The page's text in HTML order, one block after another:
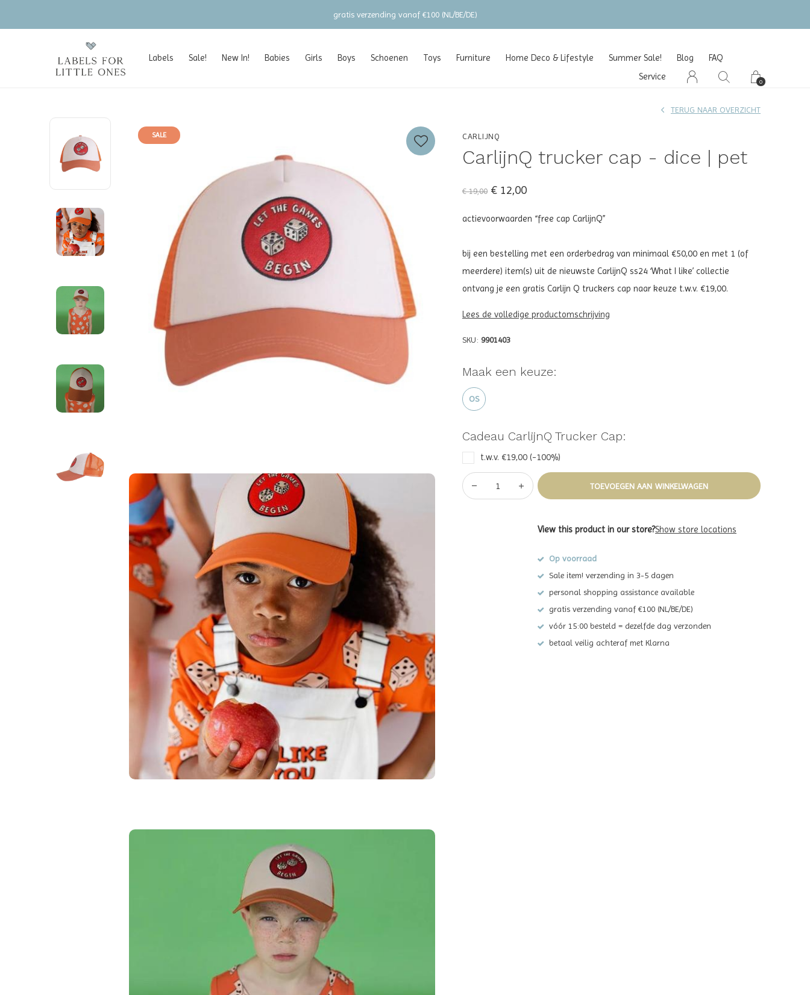
Labels Sale! New In! Babies Girls Boys Schoenen Toys Furniture Home Deco & Lifestyle Summer Sale! Blog
FAQ
Service
0
gratis verzending vanaf €100 (NL/BE/DE)
SALE CARLIJNQ
CarlijnQ trucker cap - dice | pet
TERUG NAAR OVERZICHT
€ 19,00 € 12,00
actievoorwaarden “free cap CarlijnQ”
bij een bestelling met een orderbedrag van minimaal €50,00 en met 1 (of
meerdere) item(s) uit de nieuwste CarlijnQ ss24 ‘What I like’ collectie
ontvang je een gratis Carlijn Q truckers cap naar keuze t.w.v. €19,00.
Lees de volledige productomschrijving
SKU: 9901403
Maak een keuze:
OS
Cadeau CarlijnQ Trucker Cap:
t.w.v. €19,00 (-100%)
TOEVOEGEN AAN WINKELWAGEN
View this product in our store?Show store locations
Op voorraad
Sale item! verzending in 3-5 dagen
personal shopping assistance available
gratis verzending vanaf €100 (NL/BE/DE)
vóór 15:00 besteld = dezelfde dag verzonden
betaal veilig achteraf met Klarna